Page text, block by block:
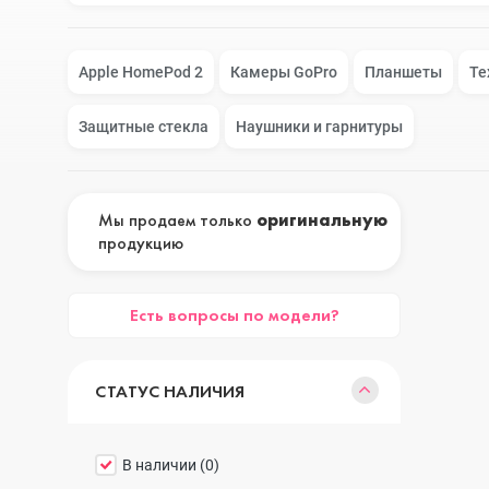
Google Pixel
Nokia
OnePlus
iPhone 17e
Apple HomePod 2 Камеры GoPro Планшеты
Защитные стекла Наушники и гарнитуры
Мы продаем только оригинальную
продукцию
Есть вопросы по модели?
СТАТУС НАЛИЧИЯ
В наличии (0)